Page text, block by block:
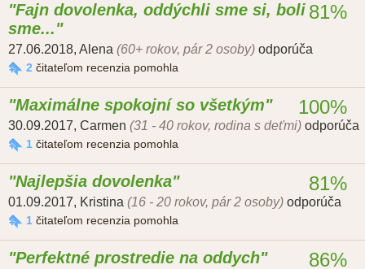
Fajn dovolenka, oddýchli sme si, boli
sme...
27.06.2018, Alena (60+ rokov, pár 2 osoby) odporúča
2 čitateľom recenzia pomohla
81%
Maximálne spokojní so všetkým
30.09.2017, Carmen (31 - 40 rokov, rodina s deťmi) odporúča
1 čitateľom recenzia pomohla
100%
Najlepšia dovolenka
01.09.2017, Kristina (16 - 20 rokov, pár 2 osoby) odporúča
1 čitateľom recenzia pomohla
81%
Perfektné prostredie na oddych 86%